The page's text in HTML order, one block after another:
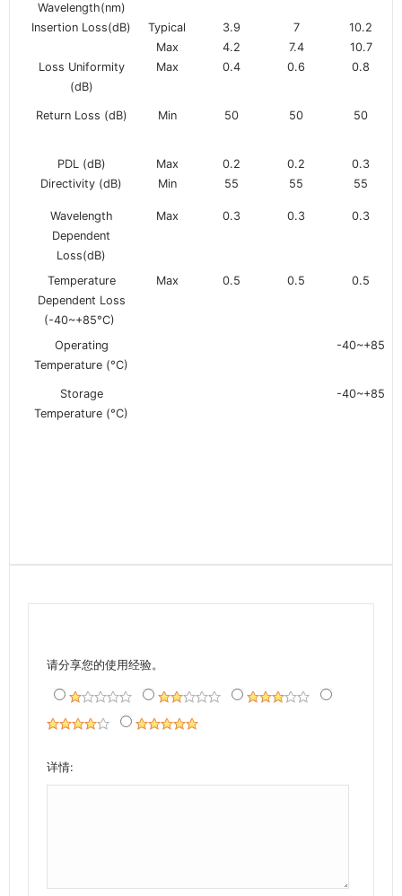
Wavelength(nm)
Insertion Loss(dB) Typical 3.9 7
10.2
Max
4.2 7.4
10.7
Loss Uniformity
(dB)
Max 0.4 0.6 0.8
Return Loss (dB) Min 50 50 50
PDL (dB) Max 0.2 0.2
0.3
Directivity (dB)
Min 55 55 55
Wavelength
Dependent
Loss(dB)
Max 0.3 0.3 0.3
Temperature
Dependent Loss
(-40~+85°C)
Max 0.5 0.5 0.5
Operating
Temperature (°C)
-40~+85
Storage
Temperature (°C)
-40~+85
请分享您的使用经验。
详情: